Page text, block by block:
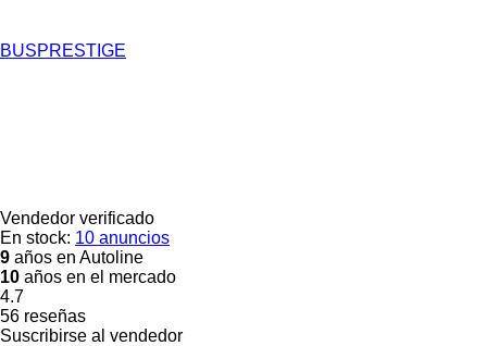
BUSPRESTIGE
Vendedor verificado
En stock: 10 anuncios
9 años en Autoline
10 años en el mercado
4.7
56 reseñas
Suscribirse al vendedor